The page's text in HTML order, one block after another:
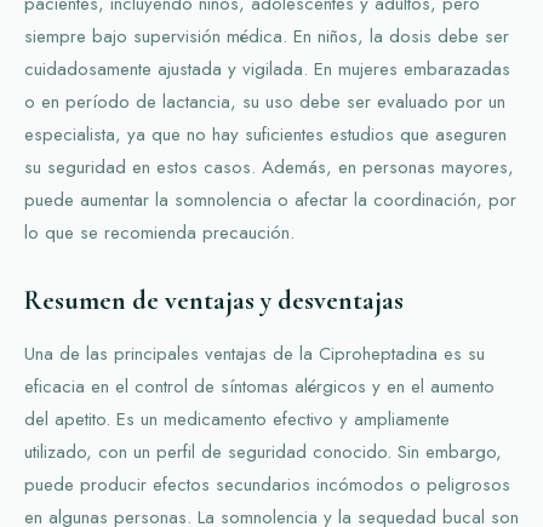
siempre bajo supervisión médica. En niños, la dosis debe ser
cuidadosamente ajustada y vigilada. En mujeres embarazadas
o en período de lactancia, su uso debe ser evaluado por un
especialista, ya que no hay suficientes estudios que aseguren
su seguridad en estos casos. Además, en personas mayores,
puede aumentar la somnolencia o afectar la coordinación, por
lo que se recomienda precaución.
Resumen de ventajas y desventajas
Una de las principales ventajas de la Ciproheptadina es su
eficacia en el control de síntomas alérgicos y en el aumento
del apetito. Es un medicamento efectivo y ampliamente
utilizado, con un perfil de seguridad conocido. Sin embargo,
puede producir efectos secundarios incómodos o peligrosos
en algunas personas. La somnolencia y la sequedad bucal son